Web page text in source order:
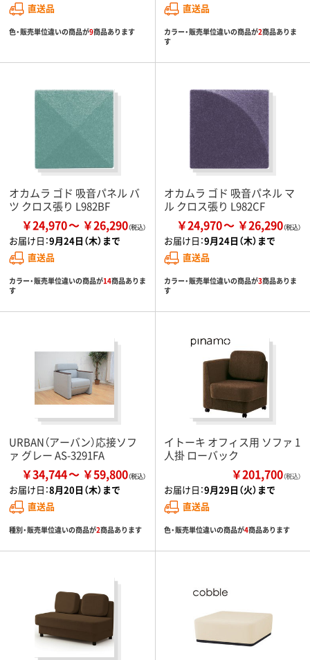
直送品
色・販売単位違いの商品が9商品あります
直送品
カラー・販売単位違いの商品が2商品ありま
す
オカムラ ゴド 吸音パネル バ
ツ クロス張り L982BF
￥24,970 ￥26,290
お届け日：9月24日（木）まで
直送品
カラー・販売単位違いの商品が14商品ありま
す
オカムラ ゴド 吸音パネル マ
ル クロス張り L982CF
￥24,970 ￥26,290
お届け日：9月24日（木）まで
直送品
カラー・販売単位違いの商品が3商品ありま
す
URBAN（アーバン）応接ソフ
ァ グレー AS-3291FA
￥34,744 ￥59,800
お届け日：8月20日（木）まで
直送品
種別・販売単位違いの商品が2商品あります
イトーキ オフィス用 ソファ 1
人掛 ローバック
￥201,700（税込）
お届け日：9月29日（火）まで
直送品
色・販売単位違いの商品が4商品あります